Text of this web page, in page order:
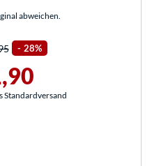
abweichen.
- 28%
Standardversand